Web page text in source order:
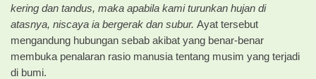
kering dan tandus, maka apabila kami turunkan hujan di
atasnya, niscaya ia bergerak dan subur. Ayat tersebut
mengandung hubungan sebab akibat yang benar-benar
membuka penalaran rasio manusia tentang musim yang terjadi
di bumi.